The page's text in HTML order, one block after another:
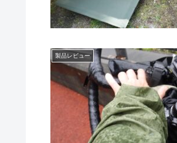
製品レビュー